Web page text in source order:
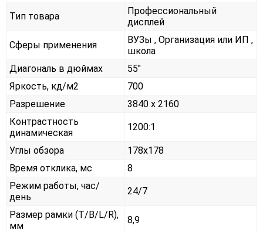
Тип товара
Профессиональный
дисплей
Сферы применения
ВУЗы , Организация или ИП ,
школа
Диагональ в дюймах
55"
Яркость, кд/м2
700
Разрешение
3840 x 2160
Контрастность
динамическая
1200:1
Углы обзора
178x178
Время отклика, мс
8
Режим работы, час/
день
24/7
Размер рамки (T/B/L/R),
мм
8,9